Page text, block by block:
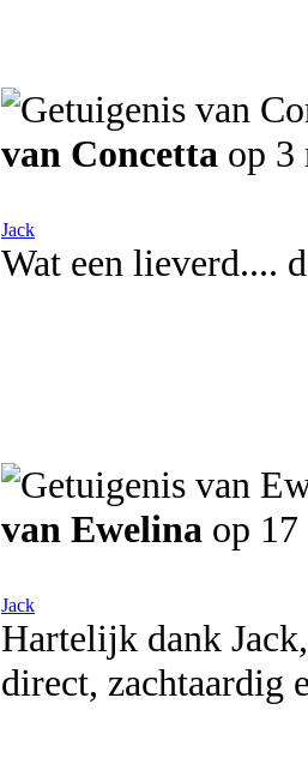
van Concetta op 3
Jack
Wat een lieverd....
van Ewelina op
Jack
Hartelijk dank
direct, zachtaardig